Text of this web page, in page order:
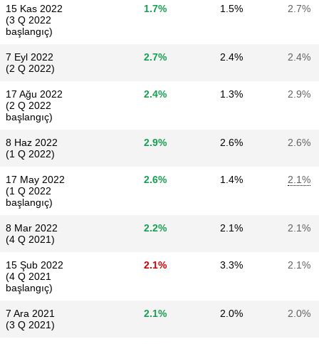
15 Kas 2022
(3 Q 2022
başlangıç)
1.7% 1.5% 2.7%
7 Eyl 2022
(2 Q 2022)
2.7% 2.4% 2.4%
17 Ağu 2022
(2 Q 2022
başlangıç)
2.4% 1.3% 2.9%
8 Haz 2022
(1 Q 2022)
2.9% 2.6% 2.6%
17 May 2022
(1 Q 2022
başlangıç)
2.6% 1.4% 2.1%
8 Mar 2022
(4 Q 2021)
2.2% 2.1% 2.1%
15 Şub 2022
(4 Q 2021
başlangıç)
2.1% 3.3% 2.1%
7 Ara 2021
(3 Q 2021)
2.1% 2.0% 2.0%